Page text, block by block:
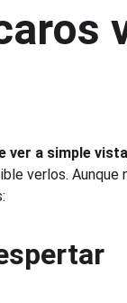
ver a simple vista
verlos.